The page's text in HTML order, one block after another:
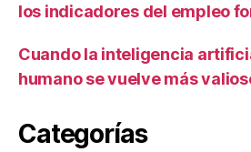
los indicadores del empleo
Cuando la inteligencia
humano se vuelve más
Categorías